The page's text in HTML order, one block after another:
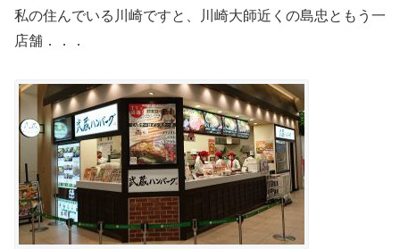
私の住んでいる川崎ですと、川崎大師近くの島忠ともう一
店舗．．．